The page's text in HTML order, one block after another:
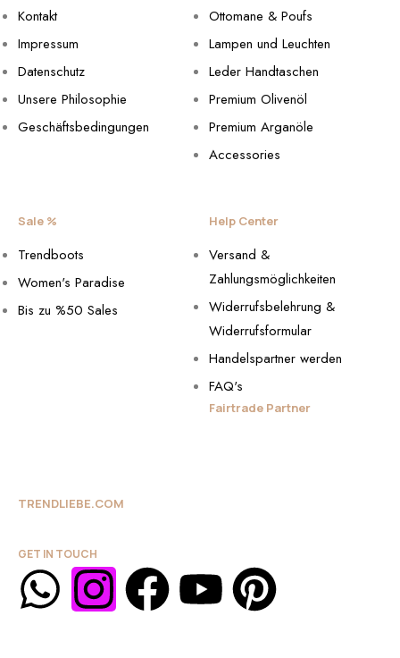
Kontakt
Impressum
Datenschutz
Unsere Philosophie
Geschäftsbedingungen
Ottomane & Poufs
Lampen und Leuchten
Leder Handtaschen
Premium Olivenöl
Premium Arganöle
Accessories
Sale %
Trendboots
Women's Paradise
Bis zu %50 Sales
Help Center
Versand &
Zahlungsmöglichkeiten
Widerrufsbelehrung &
Widerrufsformular
Handelspartner werden
FAQ's
Fairtrade Partner
TRENDLIEBE.COM
GET IN TOUCH